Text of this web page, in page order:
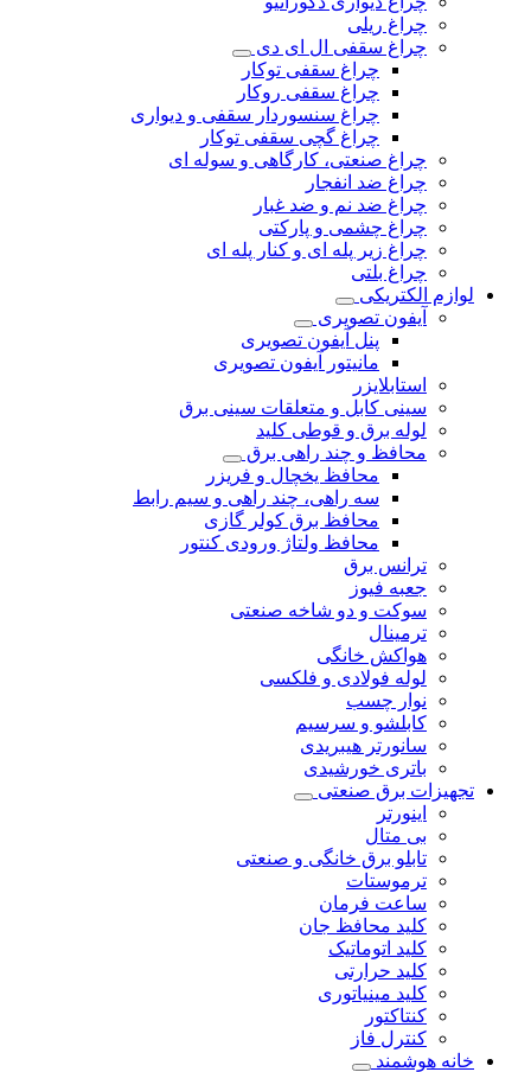
چراغ ریلی
چراغ سقفی ال ای دی
چراغ سقفی توکار
چراغ سقفی روکار
چراغ سنسوردار سقفی و دیواری
چراغ گچی سقفی توکار
چراغ صنعتی، کارگاهی و سوله ای
چراغ ضد انفجار
چراغ ضد نم و ضد غبار
چراغ چشمی و پارکتی
چراغ‌ زیر‌ پله‌ ای و کنار‌ پله‌ ای
چراغ بلتی
لوازم الکتریکی
آیفون تصویری
پنل آیفون تصویری
مانیتور آیفون تصویری
استابلایزر
سینی کابل و متعلقات سینی برق
لوله برق و قوطی کلید
محافظ و چند راهی برق
محافظ یخچال و فریزر
سه راهی، چند راهی و سیم رابط
محافظ برق کولر گازی
محافظ ولتاژ ورودی کنتور
ترانس برق
جعبه فیوز
سوکت و دو شاخه صنعتی
ترمینال
هواکش خانگی
لوله فولادی و فلکسی
نوار چسب
کابلشو و سرسیم
سانورتر هیبریدی
باتری خورشیدی
تجهیزات برق صنعتی
اینورتر
بی متال
تابلو برق خانگی و صنعتی
ترموستات
ساعت فرمان
کلید محافظ جان
کلید اتوماتیک
کلید حرارتی
کلید مینیاتوری
کنتاکتور
کنترل فاز
خانه هوشمند